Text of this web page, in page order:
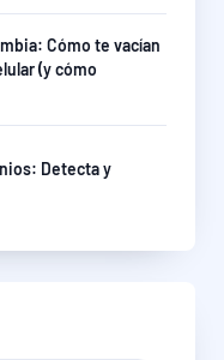
Cómo te vacían
(y cómo
Detecta y